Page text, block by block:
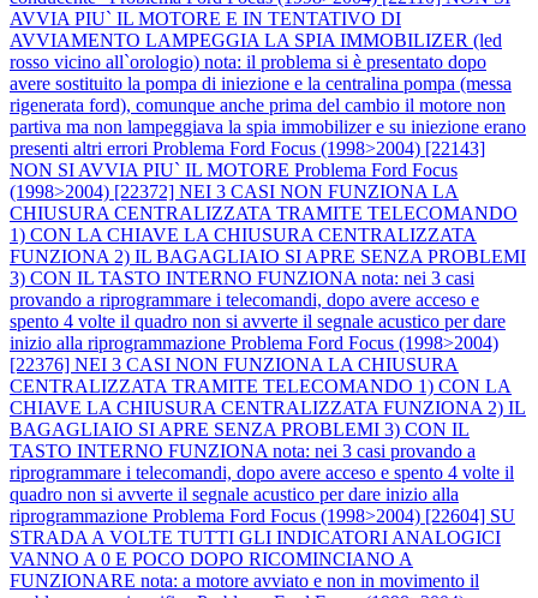
AVVIA PIU` IL MOTORE E IN TENTATIVO DI
AVVIAMENTO LAMPEGGIA LA SPIA IMMOBILIZER (led
rosso vicino all`orologio) nota: il problema si è presentato dopo
avere sostituito la pompa di iniezione e la centralina pompa (messa
rigenerata ford), comunque anche prima del cambio il motore non
partiva ma non lampeggiava la spia immobilizer e su iniezione erano
presenti altri errori Problema Ford Focus (1998>2004) [22143]
NON SI AVVIA PIU` IL MOTORE Problema Ford Focus
(1998>2004) [22372] NEI 3 CASI NON FUNZIONA LA
CHIUSURA CENTRALIZZATA TRAMITE TELECOMANDO
1) CON LA CHIAVE LA CHIUSURA CENTRALIZZATA
FUNZIONA 2) IL BAGAGLIAIO SI APRE SENZA PROBLEMI
3) CON IL TASTO INTERNO FUNZIONA nota: nei 3 casi
provando a riprogrammare i telecomandi, dopo avere acceso e
spento 4 volte il quadro non si avverte il segnale acustico per dare
inizio alla riprogrammazione Problema Ford Focus (1998>2004)
[22376] NEI 3 CASI NON FUNZIONA LA CHIUSURA
CENTRALIZZATA TRAMITE TELECOMANDO 1) CON LA
CHIAVE LA CHIUSURA CENTRALIZZATA FUNZIONA 2) IL
BAGAGLIAIO SI APRE SENZA PROBLEMI 3) CON IL
TASTO INTERNO FUNZIONA nota: nei 3 casi provando a
riprogrammare i telecomandi, dopo avere acceso e spento 4 volte il
quadro non si avverte il segnale acustico per dare inizio alla
riprogrammazione Problema Ford Focus (1998>2004) [22604] SU
STRADA A VOLTE TUTTI GLI INDICATORI ANALOGICI
VANNO A 0 E POCO DOPO RICOMINCIANO A
FUNZIONARE nota: a motore avviato e non in movimento il